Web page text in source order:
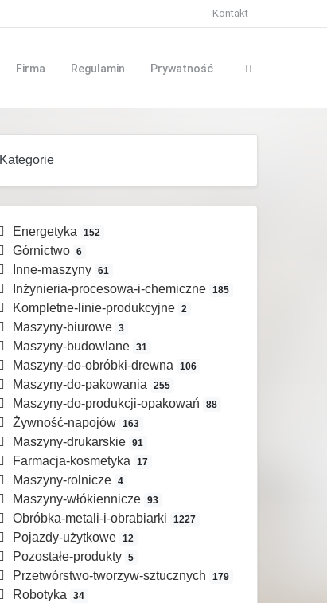
Kontakt
Firma Regulamin Prywatność
Kategorie
Energetyka 152
Górnictwo 6
Inne-maszyny 61
Inżynieria-procesowa-i-chemiczne 185
Kompletne-linie-produkcyjne 2
Maszyny-biurowe 3
Maszyny-budowlane 31
Maszyny-do-obróbki-drewna 106
Maszyny-do-pakowania 255
Maszyny-do-produkcji-opakowań 88
Żywność-napojów 163
Maszyny-drukarskie 91
Farmacja-kosmetyka 17
Maszyny-rolnicze 4
Maszyny-włókiennicze 93
Obróbka-metali-i-obrabiarki 1227
Pojazdy-użytkowe 12
Pozostałe-produkty 5
Przetwórstwo-tworzyw-sztucznych 179
Robotyka 34